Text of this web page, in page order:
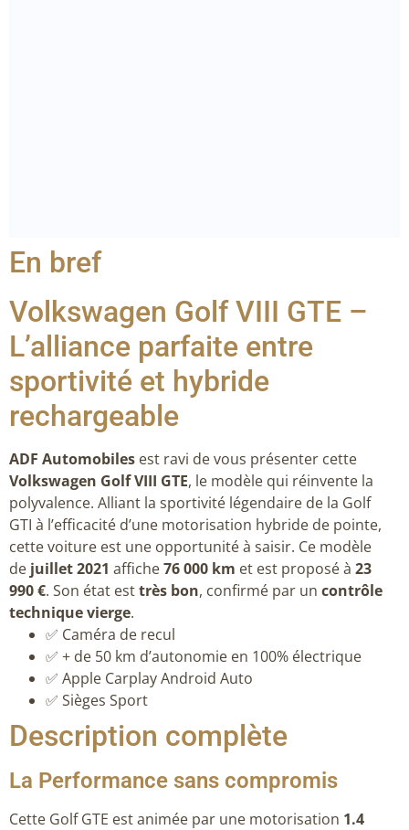
En bref
Volkswagen Golf VIII GTE –
L’alliance parfaite entre
sportivité et hybride
rechargeable
ADF Automobiles est ravi de vous présenter cette
Volkswagen Golf VIII GTE, le modèle qui réinvente la
polyvalence. Alliant la sportivité légendaire de la Golf
GTI à l’efficacité d’une motorisation hybride de pointe,
cette voiture est une opportunité à saisir. Ce modèle
de juillet 2021 affiche76 000 km et est proposé à 23
990 €. Son état esttrès bon, confirmé par un contrôle
technique vierge.
✅ Caméra de recul
✅ + de 50 km d’autonomie en 100% électrique
✅ Apple Carplay Android Auto
✅ Sièges Sport
Description complète
La Performance sans compromis
Cette Golf GTE est animée par une motorisation 1.4